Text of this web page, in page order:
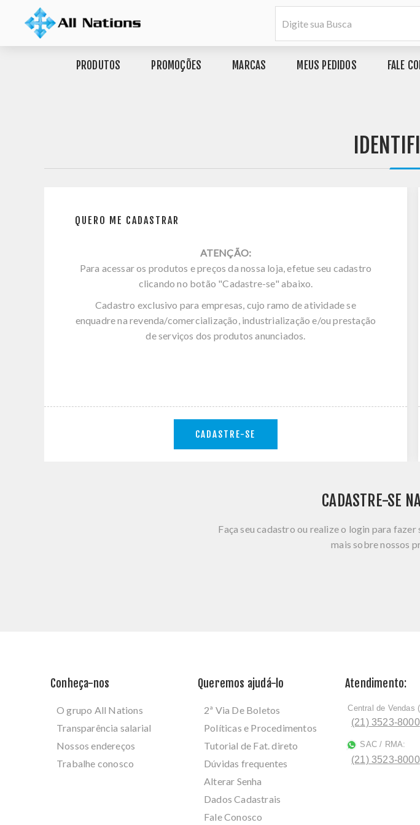
PRODUTOS PROMOÇÕES MARCAS MEUS PEDIDOS FALE
QUERO ME CADASTRAR
ATENÇÃO:
Para acessar os produtos e preços da nossa loja, efetue seu cadastro
clicando no botão "Cadastre-se" abaixo.
Cadastro exclusivo para empresas, cujo ramo de atividade se
enquadre na revenda/comercialização, industrialização e/ou prestação
de serviços dos produtos anunciados.
CADASTRE-SE
CADASTRE-SE
Faça seu cadastro ou realize o login para
mais sobre nossos
Conheça-nos
O grupo All Nations
Transparência salarial
Nossos endereços
Trabalhe conosco
Queremos ajudá-lo
2ª Via De Boletos
Políticas e Procedimentos
Tutorial de Fat. direto
Dúvidas frequentes
Alterar Senha
Dados Cadastrais
Fale Conosco
Atendimento:
ﾠCentral de Vendas
(21) 3523-8000
SAC / RMA:
(21) 3523-8000